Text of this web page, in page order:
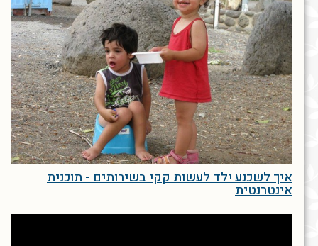
איך לשכנע ילד לעשות קקי בשירותים - תוכנית
אינטרנטית